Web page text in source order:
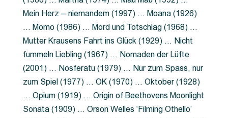
Mein Herz – niemandem (1997) … Moana (1926)
… Momo (1986) … Mord und Totschlag (1968) …
Mutter Krausens Fahrt ins Glück (1929) … Nicht
fummeln Liebling (1967) … Nomaden der Lüfte
(2001) … Nosferatu (1979) … Nur zum Spass, nur
zum Spiel (1977) … OK (1970) … Oktober (1928)
… Opium (1919) … Origin of Beethovens Moonlight
Sonata (1909) … Orson Welles ‘Filming Othello’